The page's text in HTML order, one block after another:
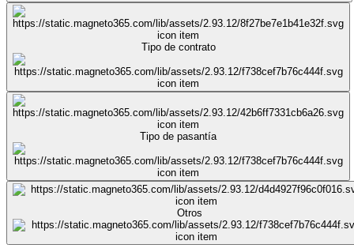
Tipo de contrato
Tipo de pasantía
Otros